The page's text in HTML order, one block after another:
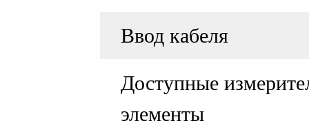
Ввод кабеля
Доступные
элементы